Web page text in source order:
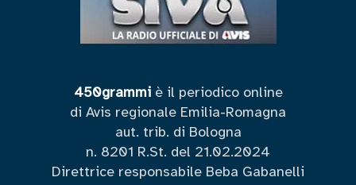
450grammiè il periodico online
di Avis regionale Emilia-Romagna
aut. trib. di Bologna
n. 8201 R.St. del 21.02.2024
Direttrice responsabile Beba Gabanelli